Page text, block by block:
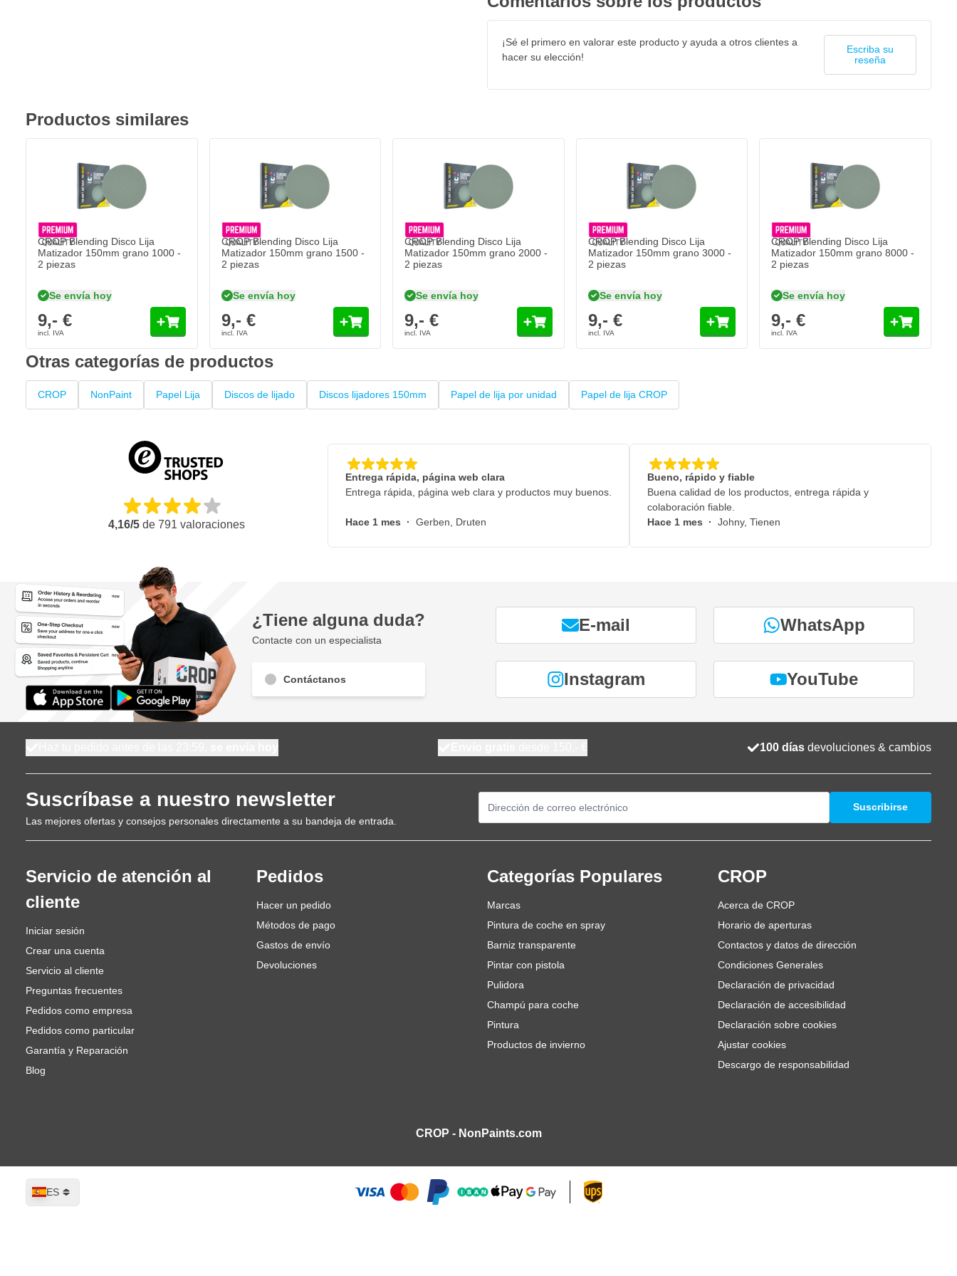
¡Sé el primero en valorar este producto y ayuda a otros clientes a
hacer su elección!
Escriba su
reseña
Productos similares
CROP Blending Disco Lija
Matizador 150mm grano 1000 -
2 piezas
Se envía hoy
9,- €
CROP Blending Disco Lija
Matizador 150mm grano 1500 -
2 piezas
Se envía hoy
9,- €
CROP Blending Disco Lija
Matizador 150mm grano 2000 -
2 piezas
Se envía hoy
9,- €
CROP Blending Disco Lija
Matizador 150mm grano 3000 -
2 piezas
Se envía hoy
9,- €
CROP Blending Disco Lija
Matizador 150mm grano 8000 -
2 piezas
Se envía hoy
9,- €
Otras categorías de productos
CROP NonPaint Papel Lija Discos de lijado Discos lijadores 150mm Papel de lija por unidad Papel de lija CROP
4,16/5 de 791 valoraciones
Entrega rápida, página web clara
Entrega rápida, página web clara y productos muy buenos.
Hace 1 mes · Gerben, Druten
Bueno, rápido y fiable
Buena calidad de los productos, entrega rápida y
colaboración fiable.
Hace 1 mes · Johny, Tienen
¿Tiene alguna duda?
Contacte con un especialista
Contáctanos
E-mail WhatsApp
Instagram YouTube
100 días devoluciones & cambios
Suscríbase a nuestro newsletter
Las mejores ofertas y consejos personales directamente a su bandeja de entrada.
Suscribirse
Servicio de atención al
cliente
Iniciar sesión
Crear una cuenta
Servicio al cliente
Preguntas frecuentes
Pedidos como empresa
Pedidos como particular
Garantía y Reparación
Blog
Pedidos
Hacer un pedido
Métodos de pago
Gastos de envío
Devoluciones
Categorías Populares
Marcas
Pintura de coche en spray
Barniz transparente
Pintar con pistola
Pulidora
Champú para coche
Pintura
Productos de invierno
CROP
Acerca de CROP
Horario de aperturas
Contactos y datos de dirección
Condiciones Generales
Declaración de privacidad
Declaración de accesibilidad
Declaración sobre cookies
Ajustar cookies
Descargo de responsabilidad
CROP - NonPaints.com
Lenguaje
ES